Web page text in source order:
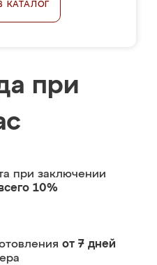
КАТАЛОГ
при
при заключении
10%
от 7 дней